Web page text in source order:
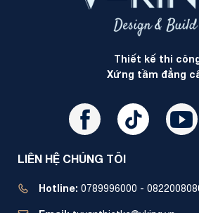
Thiết kế thi
Xứng tầm đẳng
LIÊN HỆ CHÚNG TÔI
Hotline: 0789996000 -